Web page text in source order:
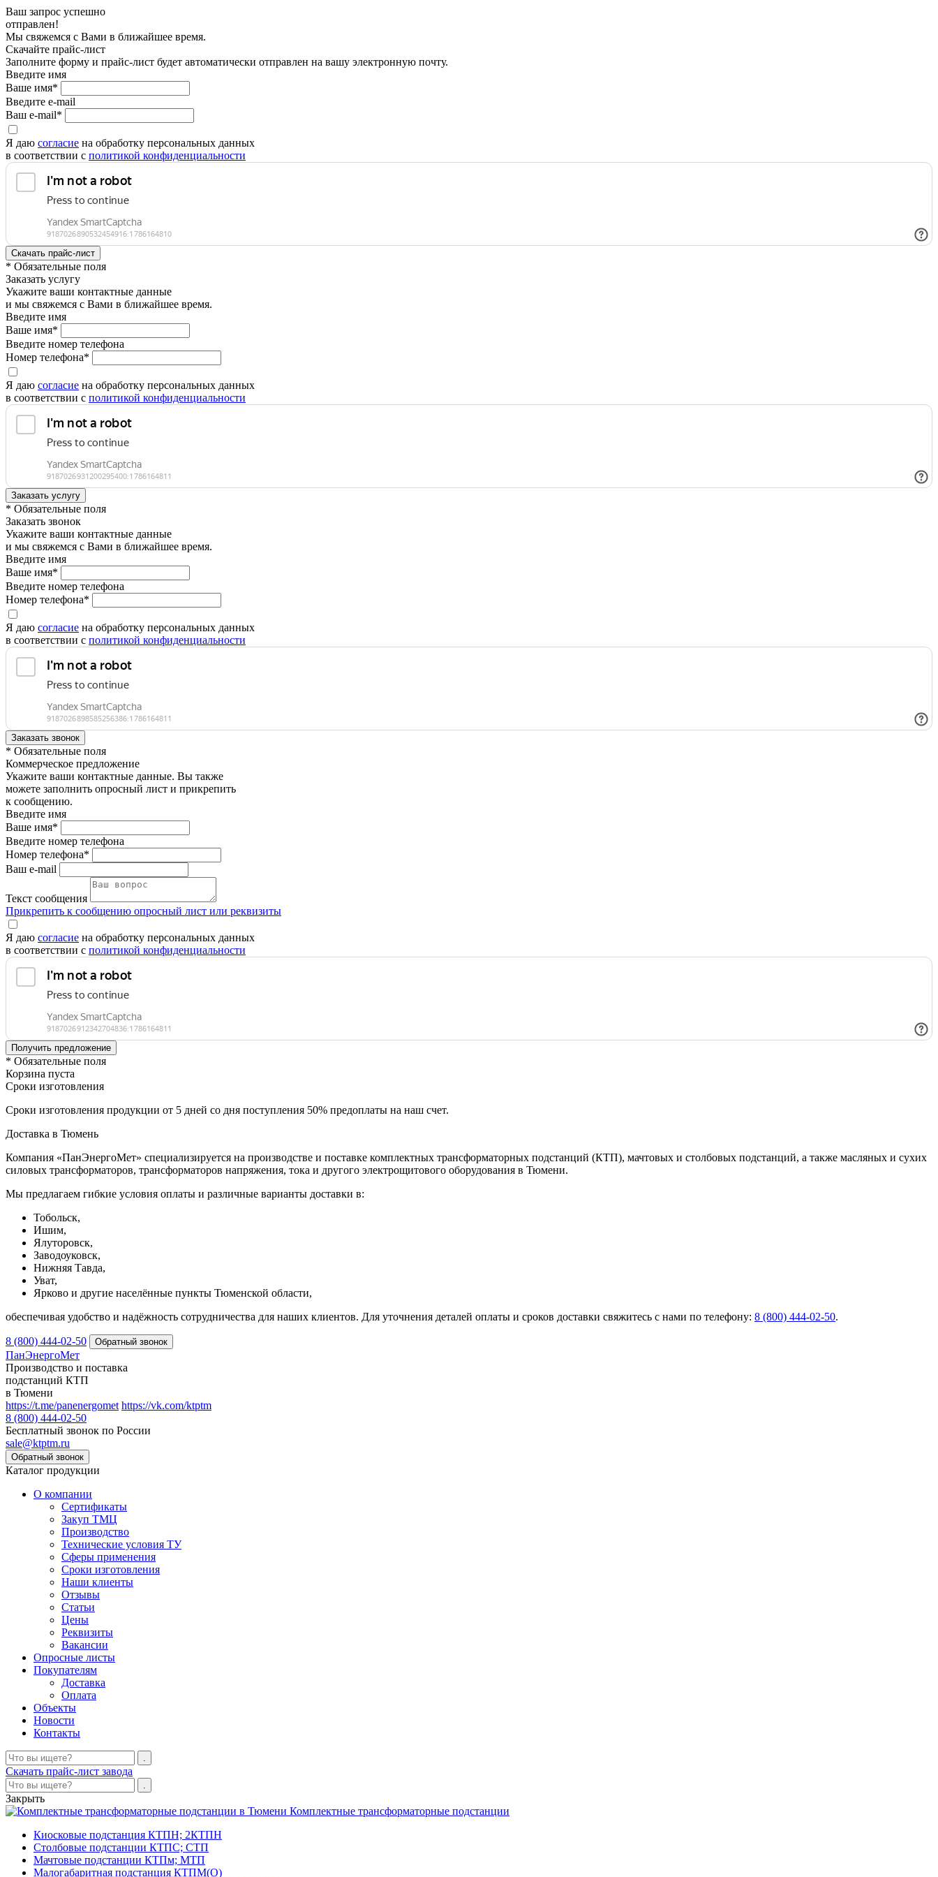
Ваш запрос успешно
отправлен!
Мы свяжемся с Вами в ближайшее время.
Скачайте прайс-лист
Заполните форму и прайс-лист будет автоматически отправлен на вашу электронную почту.
Введите имя
Ваше имя*
Введите e-mail
Ваш e-mail*
Я даю согласие на обработку персональных данных
в соответствии с политикой конфиденциальности
* Обязательные поля
Заказать услугу
Укажите ваши контактные данные
и мы свяжемся с Вами в ближайшее время.
Введите имя
Ваше имя*
Введите номер телефона
Номер телефона*
Я даю согласие на обработку персональных данных
в соответствии с политикой конфиденциальности
* Обязательные поля
Заказать звонок
Укажите ваши контактные данные
и мы свяжемся с Вами в ближайшее время.
Введите имя
Ваше имя*
Введите номер телефона
Номер телефона*
Я даю согласие на обработку персональных данных
в соответствии с политикой конфиденциальности
* Обязательные поля
Коммерческое предложение
Укажите ваши контактные данные. Вы также
можете заполнить опросный лист и прикрепить
к сообщению.
Введите имя
Ваше имя*
Введите номер телефона
Номер телефона*
Ваш e-mail
Текст сообщения
Прикрепить к сообщению опросный лист или реквизиты
Я даю согласие на обработку персональных данных
в соответствии с политикой конфиденциальности
* Обязательные поля
Корзина пуста
Сроки изготовления
Сроки изготовления продукции от 5 дней со дня поступления 50% предоплаты на наш счет.
Доставка в Тюмень
Компания «ПанЭнергоМет» специализируется на производстве и поставке комплектных трансформаторных подстанций (КТП), мачтовых и столбовых подстанций, а также масляных и сухих
силовых трансформаторов, трансформаторов напряжения, тока и другого электрощитового оборудования в Тюмени.
Мы предлагаем гибкие условия оплаты и различные варианты доставки в:
Тобольск,
Ишим,
Ялуторовск,
Заводоуковск,
Нижняя Тавда,
Уват,
Ярково и другие населённые пункты Тюменской области,
обеспечивая удобство и надёжность сотрудничества для наших клиентов. Для уточнения деталей оплаты и сроков доставки свяжитесь с нами по телефону: 8 (800) 444-02-50.
8 (800) 444-02-50
ПанЭнергоМет
Производство и поставка
подстанций КТП
в Тюмени
https://t.me/panenergomet https://vk.com/ktptm
8 (800) 444-02-50
Бесплатный звонок по России
sale@ktptm.ru
Каталог продукции
О компании
Сертификаты
Закуп ТМЦ
Производство
Технические условия ТУ
Сферы применения
Сроки изготовления
Наши клиенты
Отзывы
Статьи
Цены
Реквизиты
Вакансии
Опросные листы
Покупателям
Доставка
Оплата
Объекты
Новости
Контакты
Скачать прайс-лист завода
Закрыть
Комплектные трансформаторные подстанции
Киосковые подстанция КТПН; 2КТПН
Столбовые подстанции КТПС; СТП
Мачтовые подстанции КТПм; МТП
Малогабаритная подстанция КТПМ(О)